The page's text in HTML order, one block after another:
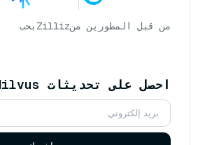
من قبل المطورين منZilliz بحب
احصل على تحديثات Milvus